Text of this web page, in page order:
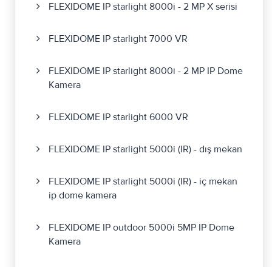
FLEXIDOME IP starlight 8000i - 2 MP X serisi
FLEXIDOME IP starlight 7000 VR
FLEXIDOME IP starlight 8000i - 2 MP IP Dome
Kamera
FLEXIDOME IP starlight 6000 VR
FLEXIDOME IP starlight 5000i (IR) - dış mekan
FLEXIDOME IP starlight 5000i (IR) - iç mekan
ip dome kamera
FLEXIDOME IP outdoor 5000i 5MP IP Dome
Kamera